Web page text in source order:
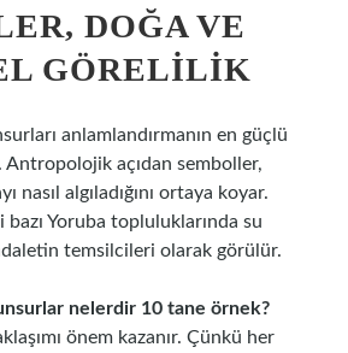
DOĞA VE
GÖRELILIK
anlamlandırmanın en güçlü
Antropolojik açıdan semboller,
nasıl algıladığını ortaya koyar.
bazı Yoruba topluluklarında su
temsilcileri olarak görülür.
nelerdir 10 tane örnek?
önem kazanır. Çünkü her